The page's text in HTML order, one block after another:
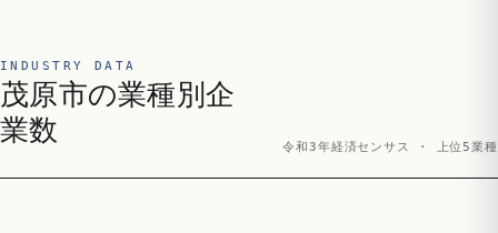
INDUSTRY DATA
茂原市の業種別企
業数
令和3年経済センサス · 上位5業種